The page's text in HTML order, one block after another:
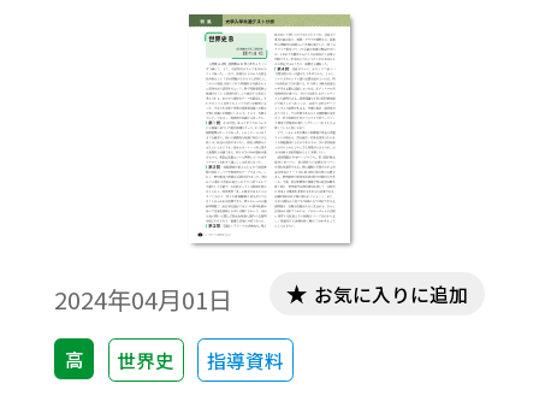
加したこと。そしてセンター試験から共通
テストになって増加した「史料から正確に
情報を取得し、日本史の知識を踏まえてそ
れを解釈して正答を選ぶ問題（いわゆる歴
史的思考力を問う問題）」が、数は 11～12
問程度とほとんど変わらなかったものの、
史料読み取りの難度（解釈ではなく情報取
得のレベル）が上がったことで正答を選び
にくくなったことによる。
2024年04月01日
高 世界史 指導資料
お気に入りに追加